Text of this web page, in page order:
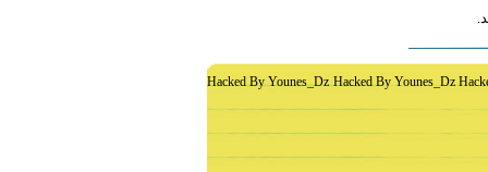
Hacked By Younes_Dz Hacked By Younes_Dz